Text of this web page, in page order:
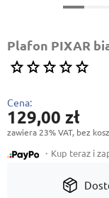
Plafon PIXAR
Cena:
129,00 zł
zawiera 23% VAT, bez
・Kup teraz i